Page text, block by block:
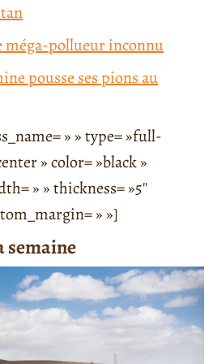
méga-pollueur inconnu
pousse ses pions au
» » type= »full-
» color= »black »
» » thickness= »5″
» »]
semaine